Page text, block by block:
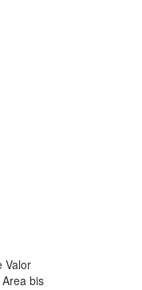
Valor
bis